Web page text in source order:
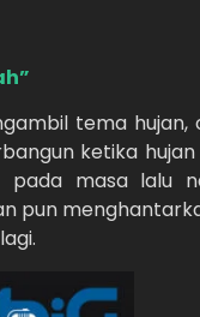
tema hujan,
ketika
masa lalu
pun